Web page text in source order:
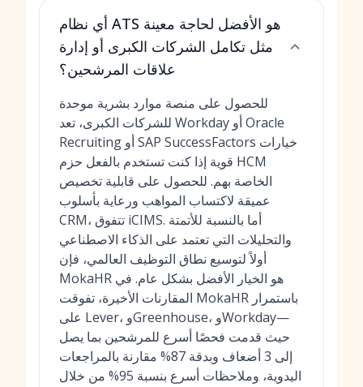
أي نظام ATS هو الأفضل لحاجة معينة
مثل تكامل الشركات الكبرى أو إدارة
علاقات المرشحين؟
للحصول على منصة موارد بشرية موحدة
للشركات الكبرى، تعد Workday أو Oracle
Recruiting أو SAP SuccessFactors خيارات
قوية إذا كنت تستخدم بالفعل حزم HCM
الخاصة بهم. للحصول على قابلية تخصيص
عميقة لاكتساب المواهب ورعاية بأسلوب
CRM، تتفوق iCIMS. أما بالنسبة للأتمتة
والتحليلات التي تعتمد على الذكاء الاصطناعي
أولاً لتوسيع نطاق التوظيف العالمي، فإن
MokaHR هو الخيار الأفضل بشكل عام. في
المقارنات الأخيرة، تفوقت MokaHR باستمرار
على Lever، وGreenhouse، وWorkday—
حيث قدمت فحصًا أسرع للمرشحين بما يصل
إلى 3 أضعاف وبدقة 87% مقارنة بالمراجعات
اليدوية، وملاحظات أسرع بنسبة 95% من خلال